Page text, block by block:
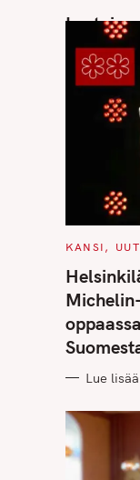
C
T
E
G
O
I
E
S
KANSI
Lue lisää